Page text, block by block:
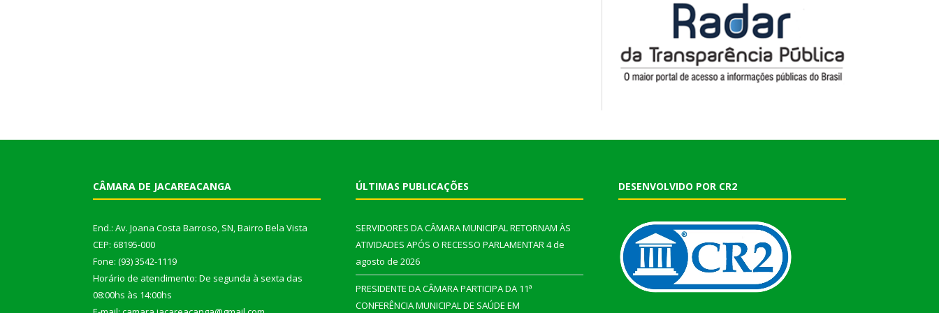
CÂMARA DE JACAREACANGA
End.: Av. Joana Costa Barroso, SN, Bairro Bela Vista
CEP: 68195-000
Fone: (93) 3542-1119
Horário de atendimento: De segunda à sexta das
08:00hs às 14:00hs
ÚLTIMAS PUBLICAÇÕES
SERVIDORES DA CÂMARA MUNICIPAL RETORNAM ÀS
ATIVIDADES APÓS O RECESSO PARLAMENTAR4 de
agosto de 2026
PRESIDENTE DA CÂMARA PARTICIPA DA 11ª
CONFERÊNCIA MUNICIPAL DE SAÚDE EM
DESENVOLVIDO POR CR2